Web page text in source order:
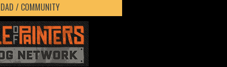
/ COMMUNITY